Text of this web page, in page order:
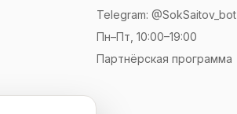
Telegram: @SokSaitov_bot
Пн–Пт, 10:00–19:00
Партнёрская программа